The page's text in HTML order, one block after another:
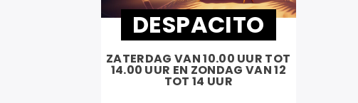
DESPACITO
ZATERDAG VAN 10.00 UUR TOT
14.00 UUR EN ZONDAG VAN 12
TOT 14 UUR